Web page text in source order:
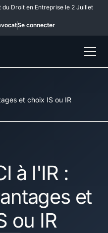
Droit en Entreprise le 2 Juillet
Se connecter
et choix IS ou IR
à l'IR :
et
ou IR